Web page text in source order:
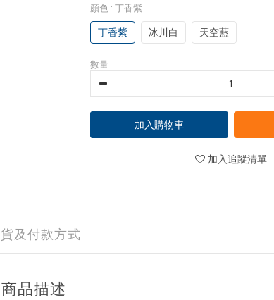
顏色 : 丁香紫
丁香紫 冰川白 天空藍
數量
加入購物車
加入追蹤清單
及付款方式
商品描述